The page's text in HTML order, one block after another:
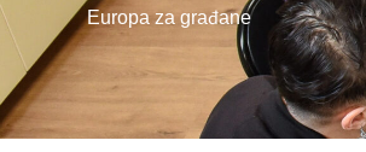
Europa za građane